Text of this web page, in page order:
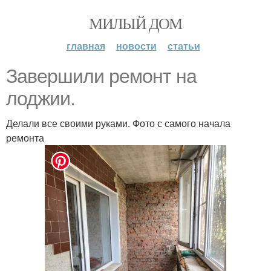
МИЛЫЙ ДОМ
главная новости статьи
Завершили ремонт на
лоджии.
Делали все своими руками. Фото с самого начала
ремонта